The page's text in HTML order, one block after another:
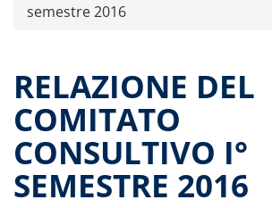
Comunicati stampa
Relazioni di gestione e Resoconti
Governance
Assemblee
Contatti
Tutti i documenti
semestre 2016
RELAZIONE DEL
COMITATO
CONSULTIVO I°
SEMESTRE 2016